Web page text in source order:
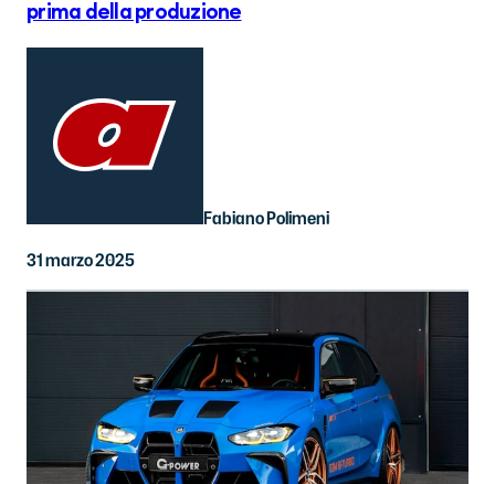
prima della produzione
Fabiano Polimeni
31 marzo 2025